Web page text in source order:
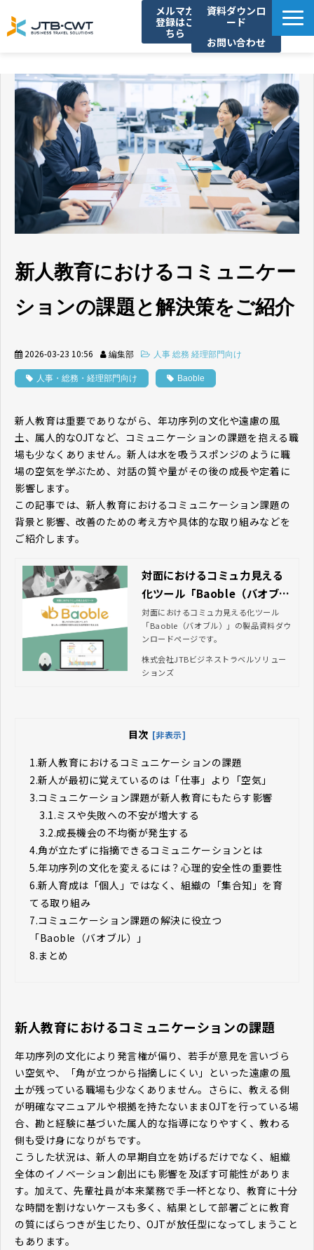
メルマガ
登録はこ
ちら
資料ダウンロ
ード
お問い合わせ
ソリューション紹介
導入事例
セミナー/イベント
お知らせ
新人教育におけるコミュニケー
ションの課題と解決策をご紹介
2026-03-23 10:56 編集部 人事 総務 経理部門向け
人事・総務・経理部門向け Baoble
新人教育は重要でありながら、年功序列の文化や遠慮の風
土、属人的なOJTなど、コミュニケーションの課題を抱える職
場も少なくありません。新人は水を吸うスポンジのように職
場の空気を学ぶため、対話の質や量がその後の成長や定着に
影響します。
この記事では、新人教育におけるコミュニケーション課題の
背景と影響、改善のための考え方や具体的な取り組みなどを
ご紹介します。
対面におけるコミュ力見える
化ツール「Baoble（バオブ
ル）」資料ダウンロード｜JT
Bビジネストラベルソリューシ
対面におけるコミュ力見える化ツール
「Baoble（バオブル）」の製品資料ダウ
ンロードページです。
株式会社JTBビジネストラベルソリュー
ションズ
目次 [非表示]
1.新人教育におけるコミュニケーションの課題
2.新人が最初に覚えているのは「仕事」より「空気」
3.コミュニケーション課題が新人教育にもたらす影響
3.1.ミスや失敗への不安が増大する
3.2.成長機会の不均衡が発生する
4.角が立たずに指摘できるコミュニケーションとは
5.年功序列の文化を変えるには？心理的安全性の重要性
6.新人育成は「個人」ではなく、組織の「集合知」を育
てる取り組み
7.コミュニケーション課題の解決に役立つ
「Baoble（バオブル）」
8.まとめ
新人教育におけるコミュニケーションの課題
年功序列の文化により発言権が偏り、若手が意見を言いづら
い空気や、「角が立つから指摘しにくい」といった遠慮の風
土が残っている職場も少なくありません。さらに、教える側
が明確なマニュアルや根拠を持たないままOJTを行っている場
合、勘と経験に基づいた属人的な指導になりやすく、教わる
側も受け身になりがちです。
こうした状況は、新人の早期自立を妨げるだけでなく、組織
全体のイノベーション創出にも影響を及ぼす可能性がありま
す。加えて、先輩社員が本来業務で手一杯となり、教育に十分
な時間を割けないケースも多く、結果として部署ごとに教育
の質にばらつきが生じたり、OJTが放任型になってしまうこと
もあります。